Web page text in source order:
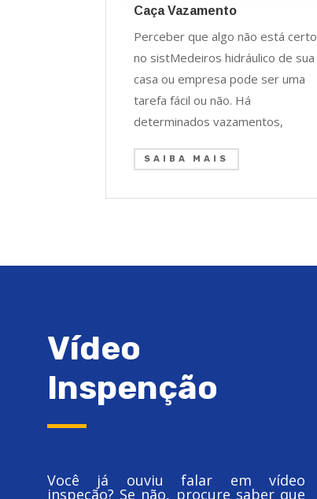
Caça Vazamento
Perceber que algo não está certo
no sistMedeiros hidráulico de sua
casa ou empresa pode ser uma
tarefa fácil ou não. Há
determinados vazamentos,
SAIBA MAIS
Vídeo
Inspenção
Você já ouviu falar em vídeo
inspeção? Se não, procure saber que